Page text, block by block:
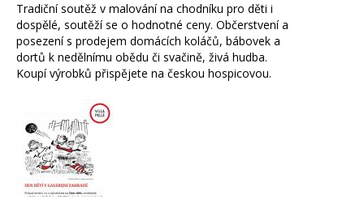
Tradiční soutěž v malování na chodníku pro děti i
dospělé, soutěží se o hodnotné ceny. Občerstvení a
posezení s prodejem domácích koláčů, bábovek a
dortů k nedělnímu obědu či svačině, živá hudba.
Koupí výrobků přispějete na českou hospicovou.